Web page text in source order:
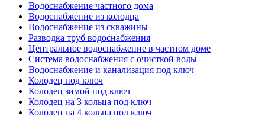
Водоснабжение частного дома
Водоснабжение из колодца
Водоснабжение из скважины
Разводка труб водоснабжения
Центральное водоснабжение в частном доме
Система водоснабжения с очисткой воды
Водоснабжение и канализация под ключ
Колодец под ключ
Колодец зимой под ключ
Колодец на 3 кольца под ключ
Колодец на 4 кольца под ключ